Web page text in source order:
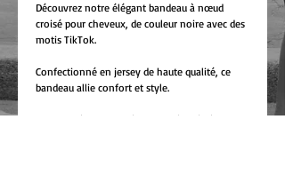
Découvrez notre élégant bandeau à nœud
croisé pour cheveux, de couleur noire avec des
motis TikTok.
Confectionné en jersey de haute qualité, ce
bandeau allie confort et style.
Chaque pièce est entièrement réalisée à la